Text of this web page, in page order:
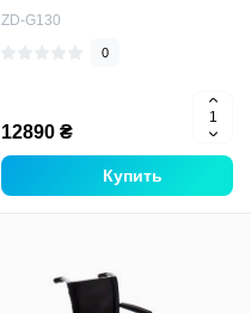
ZD-G130
0
12890 ₴
Купить